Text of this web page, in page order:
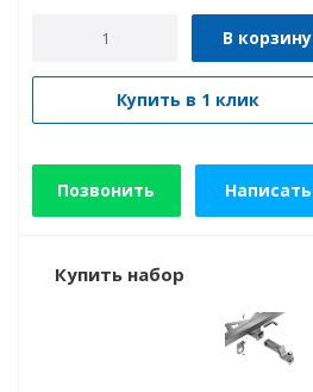
В корзину
Купить в 1 клик
Позвонить Написать
Купить набор